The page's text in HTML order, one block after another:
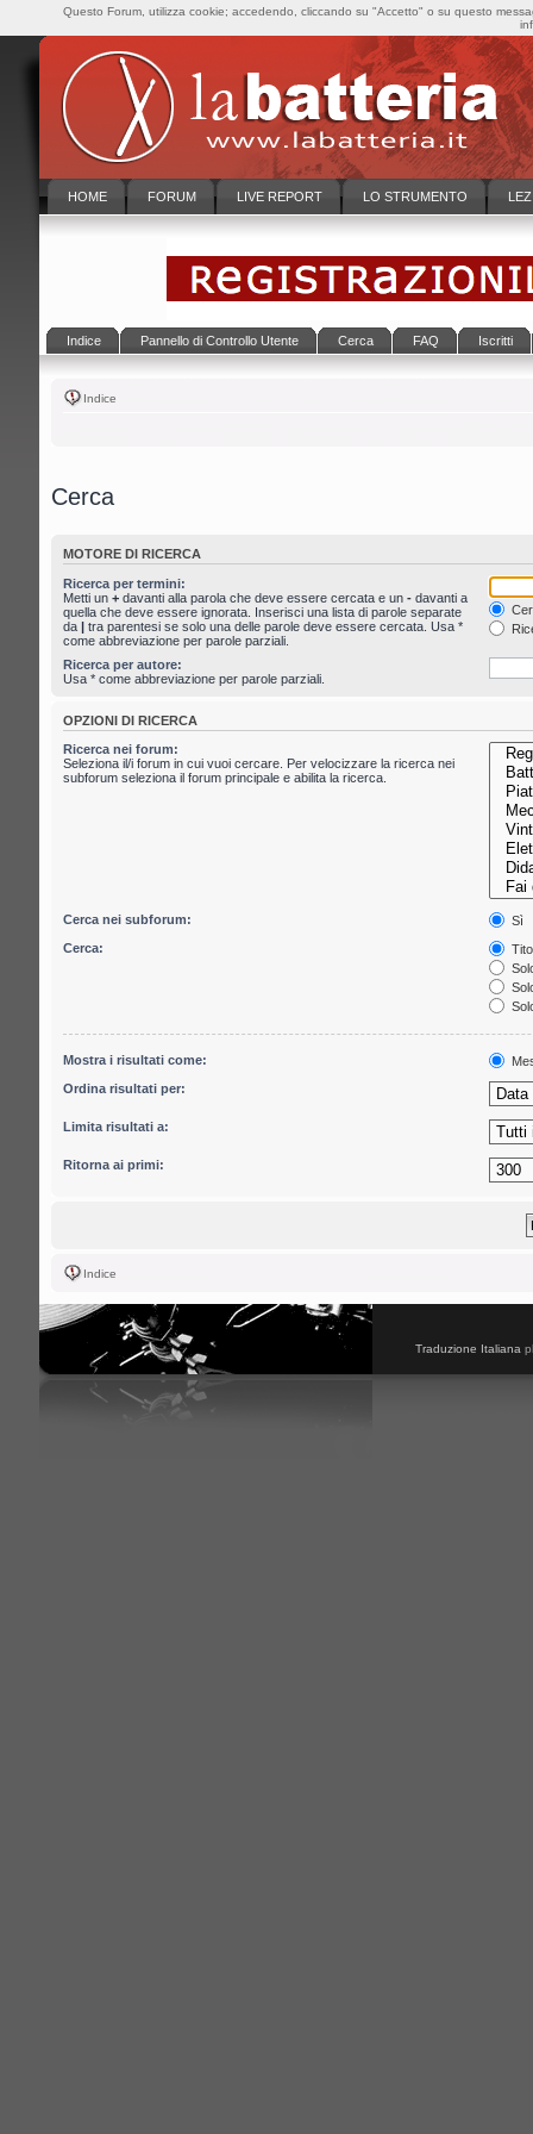
HOME FORUM LIVE REPORT LO STRUMENTO
Indice Pannello di Controllo Utente Cerca FAQ Iscritti
Indice
Cerca
MOTORE DI RICERCA
Ricerca per termini:
Metti un + davanti alla parola che deve essere cercata e un - davanti a
quella che deve essere ignorata. Inserisci una lista di parole separate
da | tra parentesi se solo una delle parole deve essere cercata. Usa *
come abbreviazione per parole parziali.
Ricerca per autore:
Usa * come abbreviazione per parole parziali.
OPZIONI DI RICERCA
Ricerca nei forum:
Seleziona il/i forum in cui vuoi cercare. Per velocizzare la ricerca nei
subforum seleziona il forum principale e abilita la ricerca.
Cerca nei subforum:
Sì
Cerca:
Mostra i risultati come:
Ordina risultati per:
Limita risultati a:
Ritorna ai primi:
Indice
Traduzione Italiana
Questo Forum, utilizza cookie; accedendo, cliccando su "Accetto" o su questo